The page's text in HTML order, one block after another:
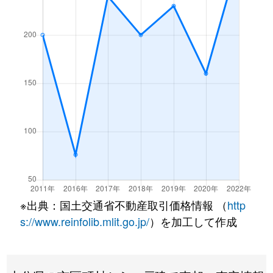
※出典：国土交通省不動産取引価格情報 （http
s://www.reinfolib.mlit.go.jp/）を加工して作成